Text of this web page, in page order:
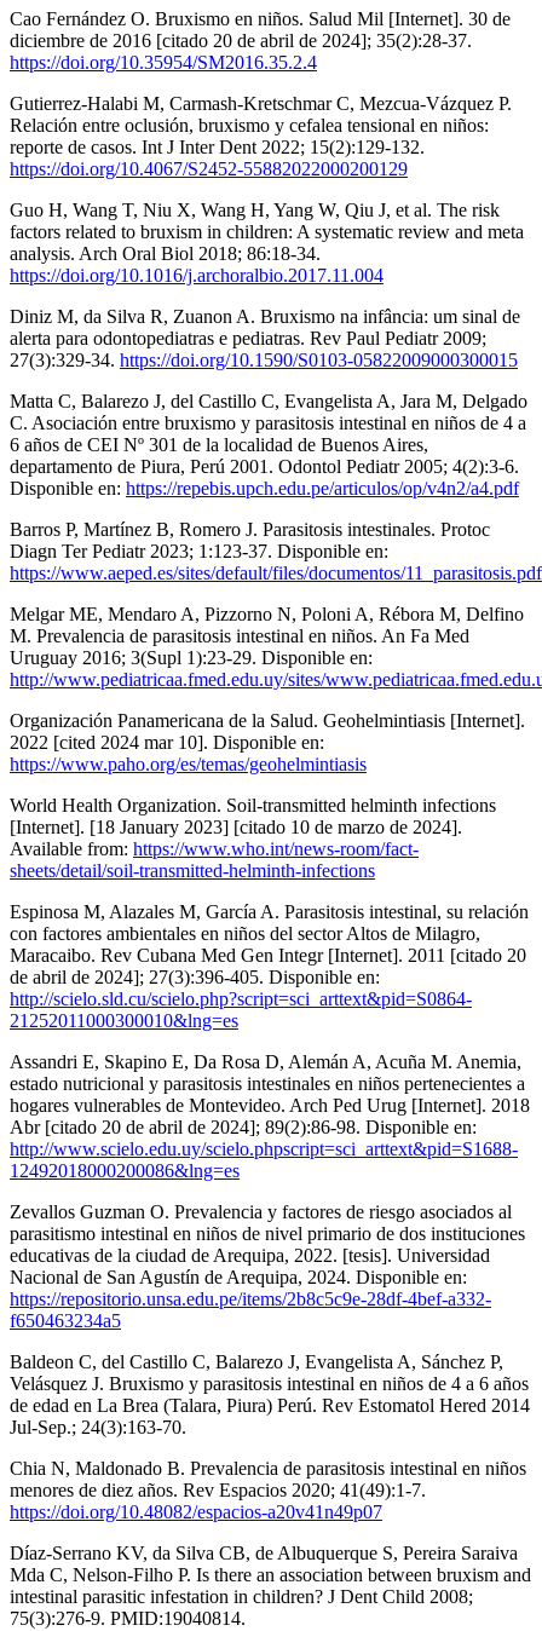
Cao Fernández O. Bruxismo en niños. Salud Mil [Internet]. 30 de
diciembre de 2016 [citado 20 de abril de 2024]; 35(2):28-37.
https://doi.org/10.35954/SM2016.35.2.4
Gutierrez-Halabi M, Carmash-Kretschmar C, Mezcua-Vázquez P.
Relación entre oclusión, bruxismo y cefalea tensional en niños:
reporte de casos. Int J Inter Dent 2022; 15(2):129-132.
https://doi.org/10.4067/S2452-55882022000200129
Guo H, Wang T, Niu X, Wang H, Yang W, Qiu J, et al. The risk
factors related to bruxism in children: A systematic review and meta
analysis. Arch Oral Biol 2018; 86:18-34.
https://doi.org/10.1016/j.archoralbio.2017.11.004
Diniz M, da Silva R, Zuanon A. Bruxismo na infância: um sinal de
alerta para odontopediatras e pediatras. Rev Paul Pediatr 2009;
27(3):329-34. https://doi.org/10.1590/S0103-05822009000300015
Matta C, Balarezo J, del Castillo C, Evangelista A, Jara M, Delgado
C. Asociación entre bruxismo y parasitosis intestinal en niños de 4 a
6 años de CEI Nº 301 de la localidad de Buenos Aires,
departamento de Piura, Perú 2001. Odontol Pediatr 2005; 4(2):3-6.
Disponible en: https://repebis.upch.edu.pe/articulos/op/v4n2/a4.pdf
Barros P, Martínez B, Romero J. Parasitosis intestinales. Protoc
Diagn Ter Pediatr 2023; 1:123-37. Disponible en:
https://www.aeped.es/sites/default/files/documentos/11_parasitosis.pdf
Melgar ME, Mendaro A, Pizzorno N, Poloni A, Rébora M, Delfino
M. Prevalencia de parasitosis intestinal en niños. An Fa Med
Uruguay 2016; 3(Supl 1):23-29. Disponible en:
http://www.pediatricaa.fmed.edu.uy/sites/
Organización Panamericana de la Salud. Geohelmintiasis [Internet].
2022 [cited 2024 mar 10]. Disponible en:
https://www.paho.org/es/temas/geohelmintiasis
World Health Organization. Soil-transmitted helminth infections
[Internet]. [18 January 2023] [citado 10 de marzo de 2024].
Available from: https://www.who.int/news-room/fact-
sheets/detail/soil-transmitted-helminth-infections
Espinosa M, Alazales M, García A. Parasitosis intestinal, su relación
con factores ambientales en niños del sector Altos de Milagro,
Maracaibo. Rev Cubana Med Gen Integr [Internet]. 2011 [citado 20
de abril de 2024]; 27(3):396-405. Disponible en:
http://scielo.sld.cu/scielo.php?script=sci_arttext&pid=S0864-
21252011000300010&lng=es
Assandri E, Skapino E, Da Rosa D, Alemán A, Acuña M. Anemia,
estado nutricional y parasitosis intestinales en niños pertenecientes a
hogares vulnerables de Montevideo. Arch Ped Urug [Internet]. 2018
Abr [citado 20 de abril de 2024]; 89(2):86-98. Disponible en:
http://www.scielo.edu.uy/scielo.phpscript=sci_arttext&pid=S1688-
12492018000200086&lng=es
Zevallos Guzman O. Prevalencia y factores de riesgo asociados al
parasitismo intestinal en niños de nivel primario de dos instituciones
educativas de la ciudad de Arequipa, 2022. [tesis]. Universidad
Nacional de San Agustín de Arequipa, 2024. Disponible en:
https://repositorio.unsa.edu.pe/items/2b8c5c9e-28df-4bef-a332-
f650463234a5
Baldeon C, del Castillo C, Balarezo J, Evangelista A, Sánchez P,
Velásquez J. Bruxismo y parasitosis intestinal en niños de 4 a 6 años
de edad en La Brea (Talara, Piura) Perú. Rev Estomatol Hered 2014
Jul-Sep.; 24(3):163-70.
Chia N, Maldonado B. Prevalencia de parasitosis intestinal en niños
menores de diez años. Rev Espacios 2020; 41(49):1-7.
https://doi.org/10.48082/espacios-a20v41n49p07
Díaz-Serrano KV, da Silva CB, de Albuquerque S, Pereira Saraiva
Mda C, Nelson-Filho P. Is there an association between bruxism and
intestinal parasitic infestation in children? J Dent Child 2008;
75(3):276-9. PMID:19040814.